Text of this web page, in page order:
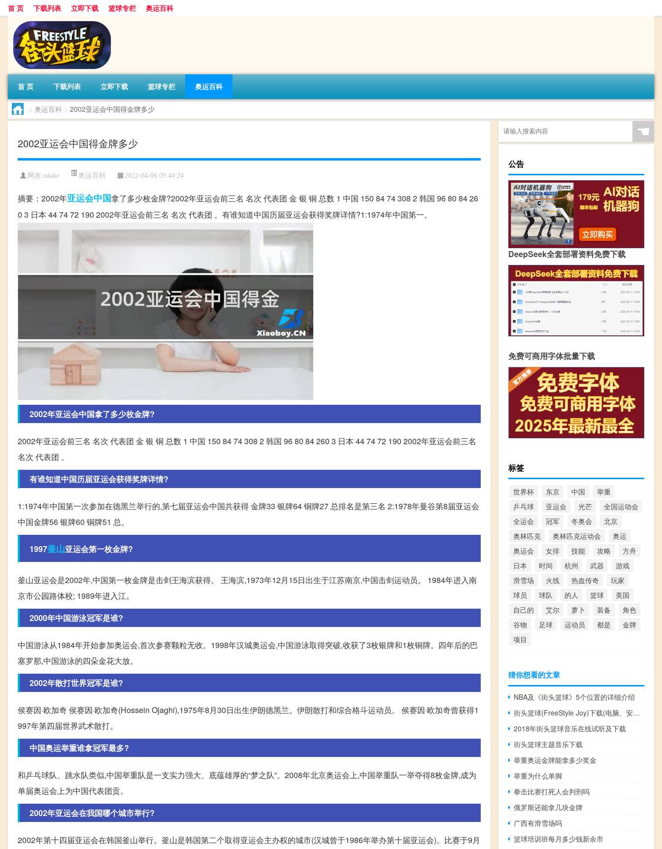
首 页 下载列表 立即下载 篮球专栏 奥运百科
首 页 下载列表 立即下载 篮球专栏 奥运百科
> 奥运百科 > 2002亚运会中国得金牌多少
2002亚运会中国得金牌多少
网友:sslake 奥运百科 2022-04-06 09:44:24
摘要：2002年亚运会中国拿了多少枚金牌?2002年亚运会前三名 名次 代表团 金 银 铜 总数 1 中国 150 84 74 308 2 韩国 96 80 84 26
0 3 日本 44 74 72 190 2002年亚运会前三名 名次 代表团 。有谁知道中国历届亚运会获得奖牌详情?1:1974年中国第一。
2002年亚运会中国拿了多少枚金牌?
2002年亚运会前三名 名次 代表团 金 银 铜 总数 1 中国 150 84 74 308 2 韩国 96 80 84 260 3 日本 44 74 72 190 2002年亚运会前三名
名次 代表团 。
有谁知道中国历届亚运会获得奖牌详情?
1:1974年中国第一次参加在德黑兰举行的,第七届亚运会中国共获得 金牌33 银牌64 铜牌27 总排名是第三名 2:1978年曼谷第8届亚运会
中国金牌56 银牌60 铜牌51 总。
1997釜山亚运会第一枚金牌?
釜山亚运会是2002年,中国第一枚金牌是击剑王海滨获得。 王海滨,1973年12月15日出生于江苏南京,中国击剑运动员。 1984年进入南
京市公园路体校; 1989年进入江。
2000年中国游泳冠军是谁?
中国游泳从1984年开始参加奥运会,首次参赛颗粒无收。1998年汉城奥运会,中国游泳取得突破,收获了3枚银牌和1枚铜牌。四年后的巴
塞罗那,中国游泳的四朵金花大放。
2002年散打世界冠军是谁?
侯赛因·欧加奇 侯赛因·欧加奇(Hossein Ojaghi),1975年8月30日出生伊朗德黑兰。伊朗散打和综合格斗运动员。 侯赛因·欧加奇曾获得1
997年第四届世界武术散打。
中国奥运举重谁拿冠军最多?
和乒乓球队、跳水队类似,中国举重队是一支实力强大、底蕴雄厚的“梦之队”。2008年北京奥运会上,中国举重队一举夺得8枚金牌,成为
单届奥运会上为中国代表团贡。
2002年亚运会在我国哪个城市举行?
2002年第十四届亚运会在韩国釜山举行。釜山是韩国第二个取得亚运会主办权的城市(汉城曾于1986年举办第十届亚运会)。比赛于9月
☚
公告
DeepSeek全套部署资料免费下载
免费可商用字体批量下载
标签
世界杯 东京 中国
举重
乒乓球
亚运会 光芒
全国运动会
全运会
冠军 冬奥会
北京
奥林匹克
奥林匹克运动会
奥运
奥运会
女排 技能 攻略
方舟
日本
时间 杭州 武器
游戏
滑雪场
火线 热血传奇
玩家
球员
球队 的人 篮球
美国
自己的
艾尔 萝卜 装备
角色
谷物
足球 运动员 都是
金牌
项目
猜你想看的文章
NBA及《街头篮球》5个位置的详细介绍
街头篮球(FreeStyle Joy)下载(电脑、安卓和IOS所有版本)
2018年街头篮球音乐在线试听及下载
街头篮球主题音乐下载
举重奥运金牌能拿多少奖金
举重为什么单脚
拳击比赛打死人会判刑吗
俄罗斯还能拿几块金牌
广西有滑雪场吗
篮球培训班每月多少钱新余市